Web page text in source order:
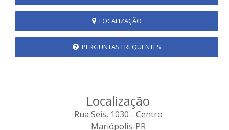
LOCALIZAÇÃO
PERGUNTAS FREQUENTES
Localização
Rua Seis, 1030 - Centro
Mariópolis-PR